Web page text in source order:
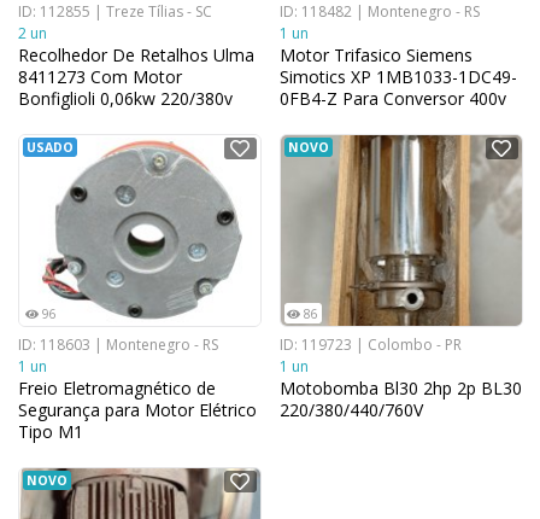
ID: 112855 | Treze Tílias - SC
2 un
Recolhedor De Retalhos Ulma
8411273 Com Motor
Bonfiglioli 0,06kw 220/380v
ID: 118482 | Montenegro - RS
1 un
Motor Trifasico Siemens
Simotics XP 1MB1033-1DC49-
0FB4-Z Para Conversor 400v
USADO
96
ID: 118603 | Montenegro - RS
1 un
Freio Eletromagnético de
Segurança para Motor Elétrico
Tipo M1
NOVO
86
ID: 119723 | Colombo - PR
1 un
Motobomba Bl30 2hp 2p BL30
220/380/440/760V
NOVO